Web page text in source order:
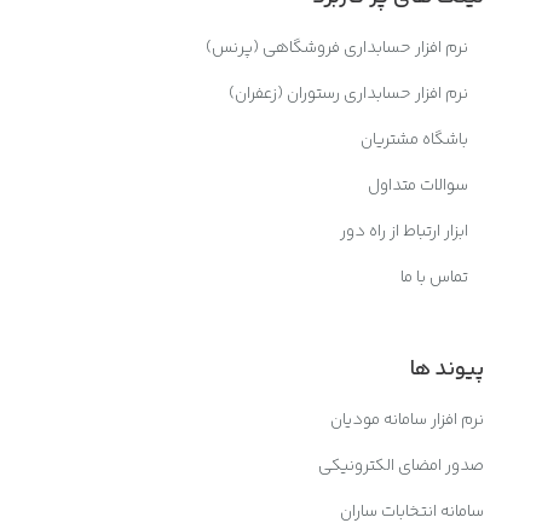
نرم افزار حسابداری فروشگاهی (پرنس)
نرم افزار حسابداری رستوران (زعفران)
باشگاه مشتریان
سوالات متداول
ابزار ارتباط از راه دور
تماس با ما
پیوند ها
نرم افزار سامانه مودیان
صدور امضای الکترونیکی
سامانه انتخابات ساران